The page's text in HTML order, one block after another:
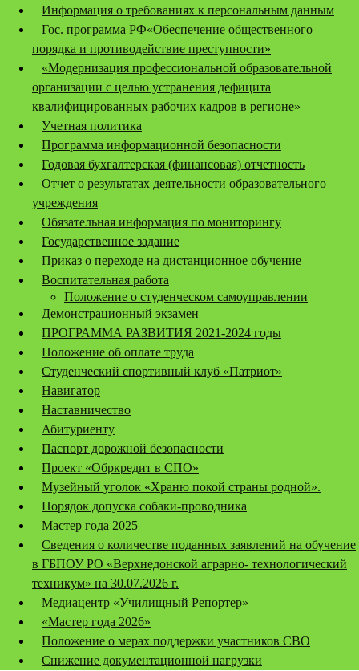
Информация о требованиях к персональным данным
Гос. программа РФ«Обеспечение общественного
порядка и противодействие преступности»
«Модернизация профессиональной образовательной
организации с целью устранения дефицита
квалифицированных рабочих кадров в регионе»
Учетная политика
Программа информационной безопасности
Годовая бухгалтерская (финансовая) отчетность
Отчет о результатах деятельности образовательного
учреждения
Обязательная информация по мониторингу
Государственное задание
Приказ о переходе на дистанционное обучение
Воспитательная работа
Положение о студенческом самоуправлении
Демонстрационный экзамен
ПРОГРАММА РАЗВИТИЯ 2021-2024 годы
Положение об оплате труда
Студенческий спортивный клуб «Патриот»
Навигатор
Наставничество
Абитуриенту
Паспорт дорожной безопасности
Проект «Обркредит в СПО»
Музейный уголок «Храню покой страны родной».
Порядок допуска собаки-проводника
Мастер года 2025
Сведения о количестве поданных заявлений на обучение
в ГБПОУ РО «Верхнедонской аграрно- технологический
техникум» на 30.07.2026 г.
Медиацентр «Училищный Репортер»
«Мастер года 2026»
Положение о мерах поддержки участников СВО
Снижение документационной нагрузки